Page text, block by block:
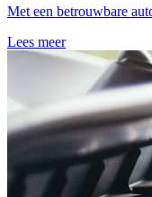
Met een betrouwbare
Lees meer